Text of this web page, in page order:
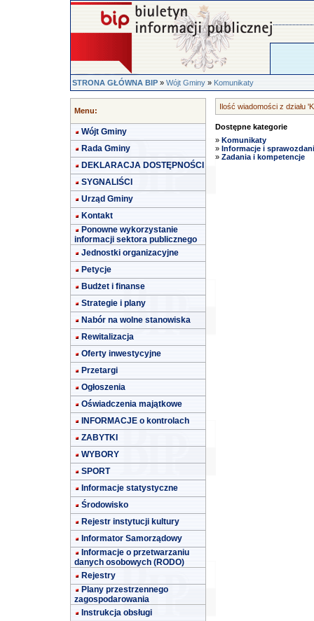
STRONA GŁÓWNA BIP»Wójt Gminy»Komunikaty
Menu:
Wójt Gminy
Rada Gminy
DEKLARACJA DOSTĘPNOŚCI
SYGNALIŚCI
Urząd Gminy
Kontakt
Ponowne wykorzystanie
informacji sektora publicznego
Jednostki organizacyjne
Petycje
Budżet i finanse
Strategie i plany
Nabór na wolne stanowiska
Rewitalizacja
Oferty inwestycyjne
Przetargi
Ogłoszenia
Oświadczenia majątkowe
INFORMACJE o kontrolach
ZABYTKI
WYBORY
SPORT
Informacje statystyczne
Środowisko
Rejestr instytucji kultury
Informator Samorządowy
Informacje o przetwarzaniu
danych osobowych (RODO)
Rejestry
Plany przestrzennego
zagospodarowania
Instrukcja obsługi
Ilość wiadomości z działu
Dostępne kategorie
» Komunikaty
» Informacje i
» Zadania i kompetencje